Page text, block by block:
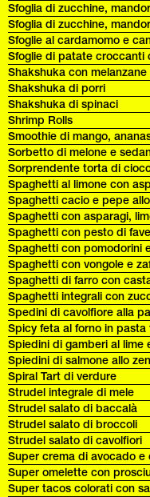
Sfoglia di zucchine,
Sfoglia di zucchine,
Sfoglie al cardamomo e
Sfoglie di patate croccanti
Shakshuka con
Shakshuka di porri
Shakshuka di spinaci
Shrimp Rolls
Smoothie di mango,
Sorbetto di melone e
Sorprendente torta di
Spaghetti al limone con
Spaghetti cacio e pepe
Spaghetti con asparagi,
Spaghetti con pesto di
Spaghetti con pomodorini
Spaghetti con vongole e
Spaghetti di farro con
Spaghetti integrali con
Spedini di cavolfiore alla
Spicy feta al forno in pasta
Spiedini di gamberi al lime
Spiedini di salmone allo
Spiral Tart di verdure
Strudel integrale di mele
Strudel salato di baccalà
Strudel salato di broccoli
Strudel salato di cavolfiori
Super crema di avocado e
Super omelette con
Super tacos colorati con